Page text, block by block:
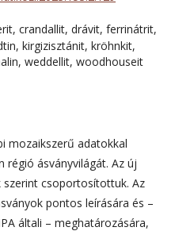
crandallit, drávit, ferrinátrit,
kirgizisztánit, kröhnkit,
weddellit, woodhouseit
mozaikszerű adatokkal
régió ásványvilágát. Az új
csoportosítottuk. Az
pontos leírására és –
általi – meghatározására,